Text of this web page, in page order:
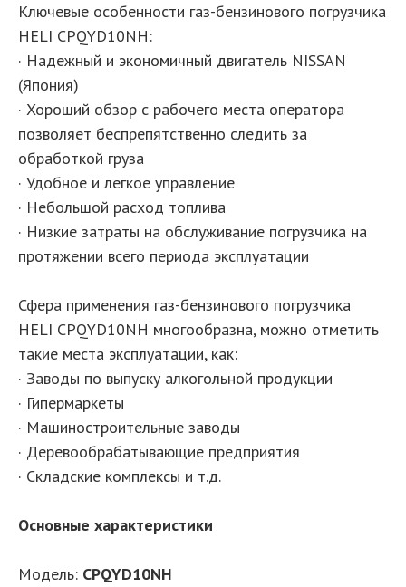
Ключевые особенности газ-бензинового погрузчика
HELI CPQYD10NH:
· Надежный и экономичный двигатель NISSAN
(Япония)
· Хороший обзор с рабочего места оператора
позволяет беспрепятственно следить за
обработкой груза
· Удобное и легкое управление
· Небольшой расход топлива
· Низкие затраты на обслуживание погрузчика на
протяжении всего периода эксплуатации
Сфера применения газ-бензинового погрузчика
HELI CPQYD10NH многообразна, можно отметить
такие места эксплуатации, как:
· Заводы по выпуску алкогольной продукции
· Гипермаркеты
· Машиностроительные заводы
· Деревообрабатывающие предприятия
· Складские комплексы и т.д.
Основные характеристики
Модель: CPQYD10NH